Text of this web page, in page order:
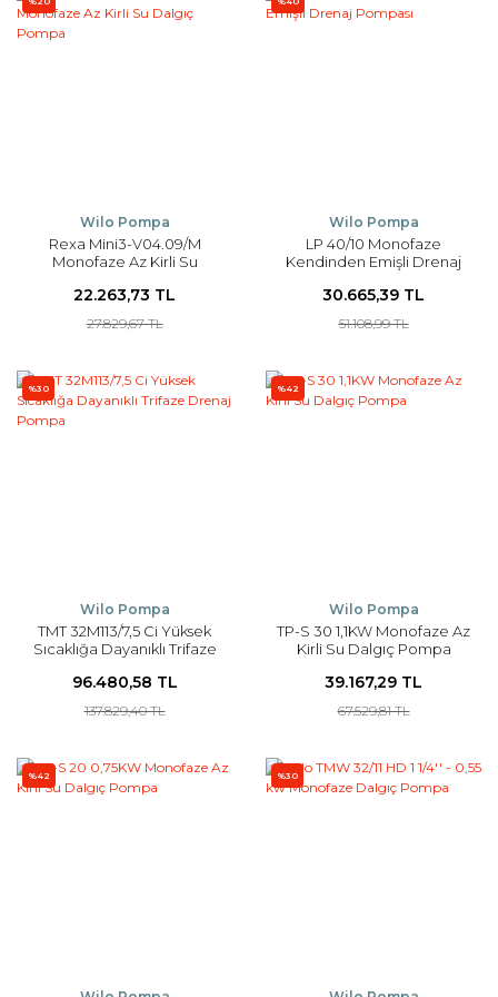
Wilo Pompa
Rexa Mini3-V04.09/M
Monofaze Az Kirli Su
22.263,73 TL
27.829,67 TL
Wilo Pompa
LP 40/10 Monofaze
Kendinden Emişli Drenaj
30.665,39 TL
51.108,99 TL
%30
Wilo Pompa
TMT 32M113/7,5 Ci Yüksek
Sıcaklığa Dayanıklı Trifaze
96.480,58 TL
137.829,40 TL
%42
Wilo Pompa
TP-S 30 1,1KW Monofaze Az
Kirli Su Dalgıç Pompa
39.167,29 TL
67.529,81 TL
%42 %30